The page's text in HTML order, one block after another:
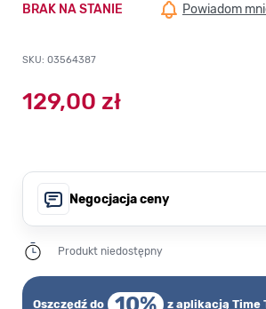
BRAK NA STANIE
Powiadom
SKU: 03564387
129,00 zł
Negocjacja ceny
Produkt niedostępny
Oszczędź do z aplikacją Time